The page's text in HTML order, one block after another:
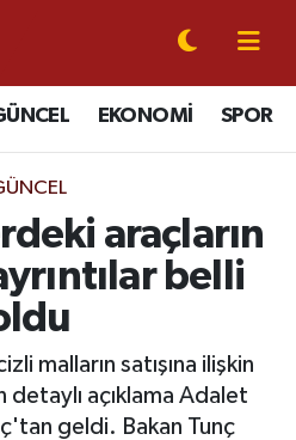
EKONOMİ SPOR
araçların
belli
malların satışına ilişkin
detaylı açıklama Adalet
geldi. Bakan Tunç
Eczaneler
Durumu
Vakitleri
Yoğunluk Haritası
ve Fikstür